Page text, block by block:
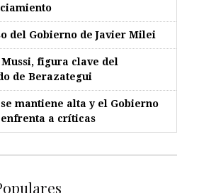
del Gobierno de Javier Milei
Mussi, figura clave del
de Berazategui
mantiene alta y el Gobierno
a críticas